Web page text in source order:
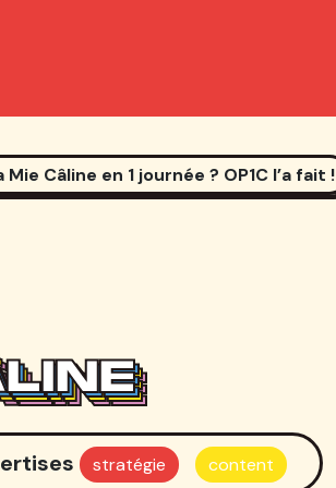
Câline en 1 journée ? OP1C l’a fait !
stratégie content